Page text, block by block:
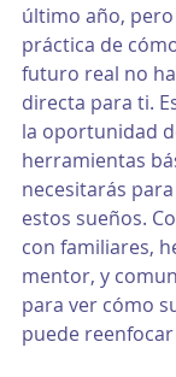
último año,
práctica de
futuro real no
directa para ti.
la oportunidad
herramientas
necesitarás
estos sueños.
con familiares,
mentor, y
para ver cómo
puede